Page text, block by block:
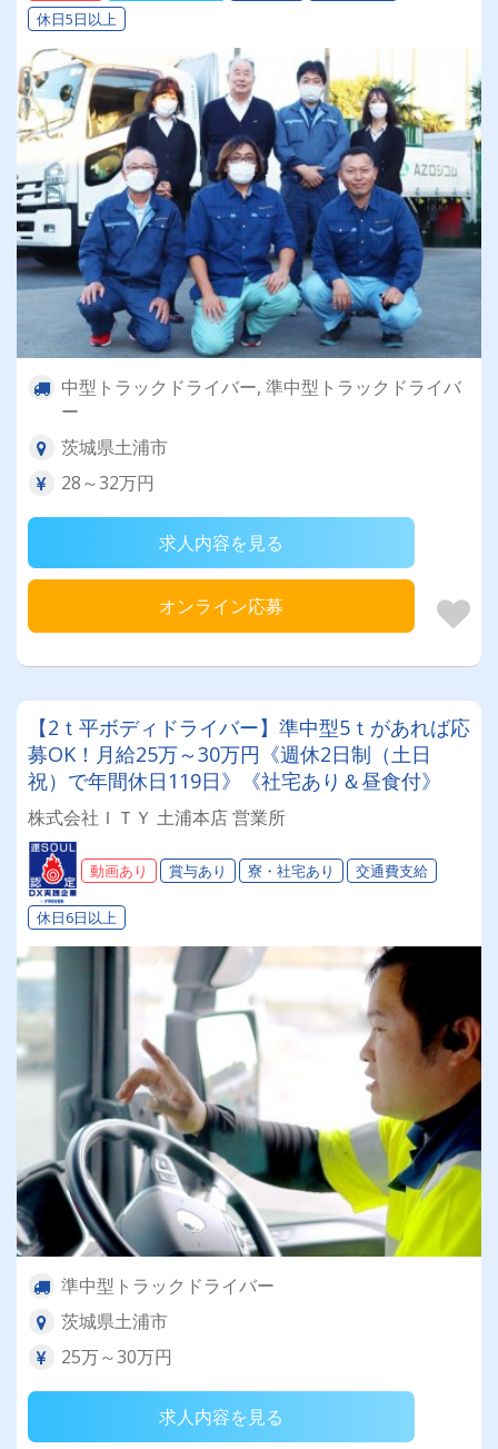
休日5日以上
中型トラックドライバー, 準中型トラックドライバ
ー
茨城県土浦市
28～32万円
求人内容を見る
オンライン応募
【2ｔ平ボディドライバー】準中型5ｔがあれば応
募OK！月給25万～30万円《週休2日制（土日
祝）で年間休日119日》《社宅あり＆昼食付》
株式会社ＩＴＹ 土浦本店 営業所
動画あり 賞与あり 寮・社宅あり 交通費支給
休日6日以上
準中型トラックドライバー
茨城県土浦市
25万～30万円
求人内容を見る